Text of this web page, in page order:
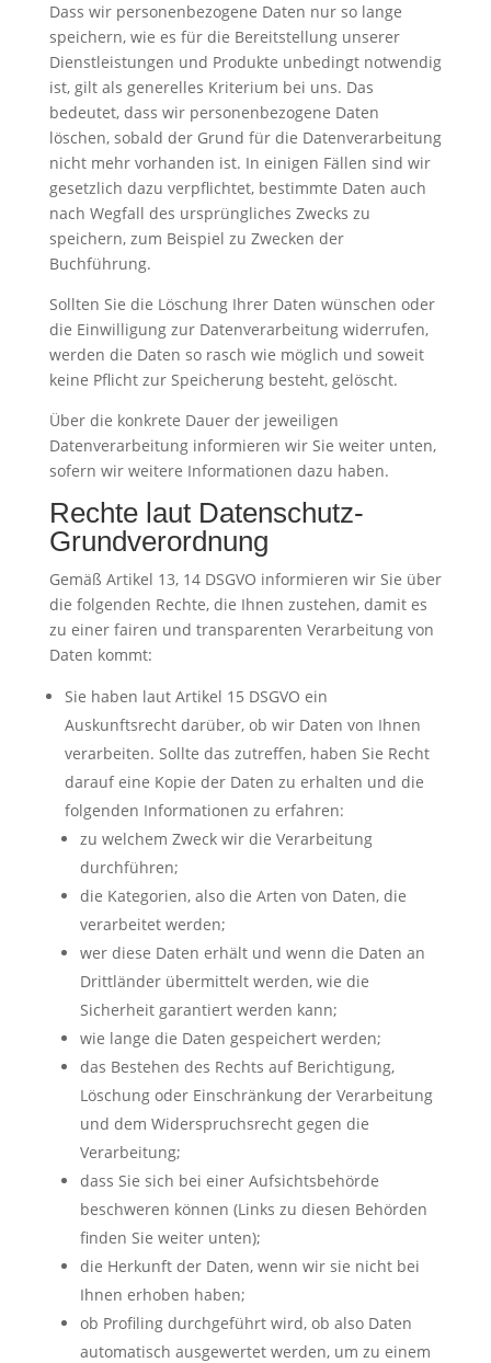
Dass wir personenbezogene Daten nur so lange
speichern, wie es für die Bereitstellung unserer
Dienstleistungen und Produkte unbedingt notwendig
ist, gilt als generelles Kriterium bei uns. Das
bedeutet, dass wir personenbezogene Daten
löschen, sobald der Grund für die Datenverarbeitung
nicht mehr vorhanden ist. In einigen Fällen sind wir
gesetzlich dazu verpflichtet, bestimmte Daten auch
nach Wegfall des ursprüngliches Zwecks zu
speichern, zum Beispiel zu Zwecken der
Buchführung.
Sollten Sie die Löschung Ihrer Daten wünschen oder
die Einwilligung zur Datenverarbeitung widerrufen,
werden die Daten so rasch wie möglich und soweit
keine Pflicht zur Speicherung besteht, gelöscht.
Über die konkrete Dauer der jeweiligen
Datenverarbeitung informieren wir Sie weiter unten,
sofern wir weitere Informationen dazu haben.
Rechte laut Datenschutz-
Grundverordnung
Gemäß Artikel 13, 14 DSGVO informieren wir Sie über
die folgenden Rechte, die Ihnen zustehen, damit es
zu einer fairen und transparenten Verarbeitung von
Daten kommt:
Sie haben laut Artikel 15 DSGVO ein
Auskunftsrecht darüber, ob wir Daten von Ihnen
verarbeiten. Sollte das zutreffen, haben Sie Recht
darauf eine Kopie der Daten zu erhalten und die
folgenden Informationen zu erfahren:
zu welchem Zweck wir die Verarbeitung
durchführen;
die Kategorien, also die Arten von Daten, die
verarbeitet werden;
wer diese Daten erhält und wenn die Daten an
Drittländer übermittelt werden, wie die
Sicherheit garantiert werden kann;
wie lange die Daten gespeichert werden;
das Bestehen des Rechts auf Berichtigung,
Löschung oder Einschränkung der Verarbeitung
und dem Widerspruchsrecht gegen die
Verarbeitung;
dass Sie sich bei einer Aufsichtsbehörde
beschweren können (Links zu diesen Behörden
finden Sie weiter unten);
die Herkunft der Daten, wenn wir sie nicht bei
Ihnen erhoben haben;
ob Profiling durchgeführt wird, ob also Daten
automatisch ausgewertet werden, um zu einem